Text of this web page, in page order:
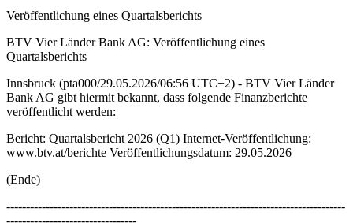
Veröffentlichung eines Quartalsberichts
BTV Vier Länder Bank AG: Veröffentlichung eines
Quartalsberichts
Innsbruck (pta000/29.05.2026/06:56 UTC+2) - BTV Vier Länder
Bank AG gibt hiermit bekannt, dass folgende Finanzberichte
veröffentlicht werden:
Bericht: Quartalsbericht 2026 (Q1) Internet-Veröffentlichung:
www.btv.at/berichte Veröffentlichungsdatum: 29.05.2026
(Ende)
--------------------------------------------------------------------------------------
---------------------------------